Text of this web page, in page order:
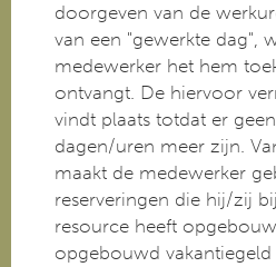
doorgeven van de
van een "gewerkte dag",
medewerker het hem
ontvangt. De hiervoor
vindt plaats totdat er
dagen/uren meer zijn.
maakt de medewerker
reserveringen die hij/zij
resource heeft
opgebouwd